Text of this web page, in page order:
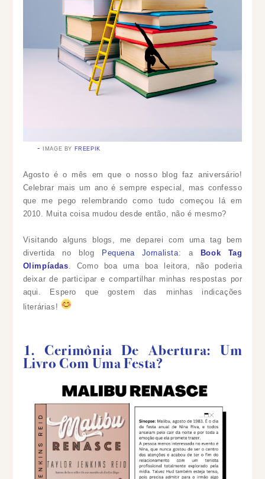
IMAGE BY FREEPIK
Agosto é o mês em que o nosso blog faz aniversário!
Celebrar mais um ano é sempre especial, mas confesso
que me pego relembrando como tudo começou lá em
2010. Muita coisa mudou desde então, não é mesmo?
Visitando alguns blogs, me deparei com uma tag bem
divertida no blog Pequena Jornalista: a Book Tag
Olimpíadas . Como boa uma boa leitora, não poderia
deixar de participar e compartilhar minhas respostas por
aqui. Espero que gostem das minhas indicações
literárias!
1. Cerimônia De Abertura: Um
Livro Com Uma Festa?